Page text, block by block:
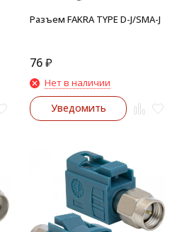
Разъем FAKRA TYPE D-J/SMA-J
76₽
Нет в наличии
Уведомить